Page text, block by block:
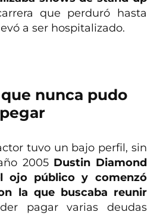
que perduró hasta
a ser hospitalizado.
nunca pudo
tuvo un bajo perfil, sin
2005 Dustin Diamond
ojo público y comenzó
la que buscaba reunir
pagar varias deudas